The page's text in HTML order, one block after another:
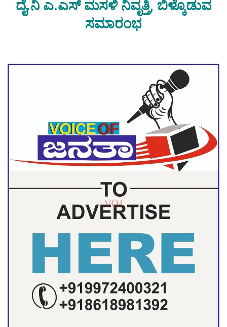
ದೈ.ನಿ ಎ.ಎಸ್ ಮಸಳಿ ನಿವೃತ್ತಿ, ಬಿಳ್ಕೊಡುವ
ಸಮಾರಂಭ